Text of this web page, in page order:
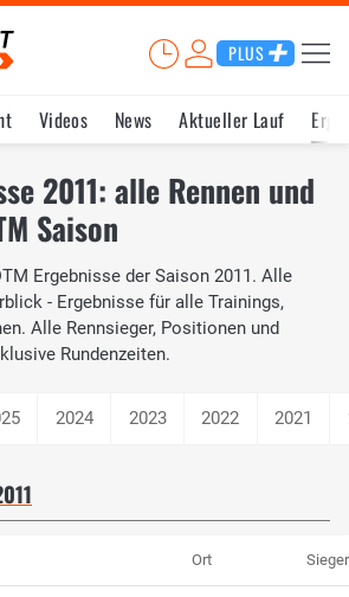
PLUS
Videos News Aktueller Lauf
2011: alle Rennen und
Saison
Ergebnisse der Saison 2011. Alle
- Ergebnisse für alle Trainings,
Alle Rennsieger, Positionen und
Rundenzeiten.
2024 2023 2022 2021
Ort Sieger